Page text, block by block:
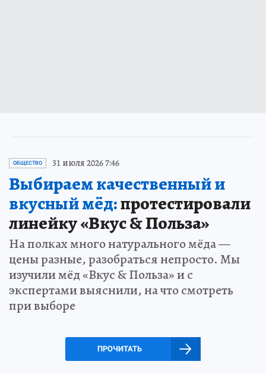
ОБЩЕСТВО 31 июля 2026 7:46
Выбираем качественный и
вкусный мёд:протестировали
линейку «Вкус & Польза»
На полках много натурального мёда —
цены разные, разобраться непросто. Мы
изучили мёд «Вкус & Польза» и с
экспертами выяснили, на что смотреть
при выборе
ПРОЧИТАТЬ